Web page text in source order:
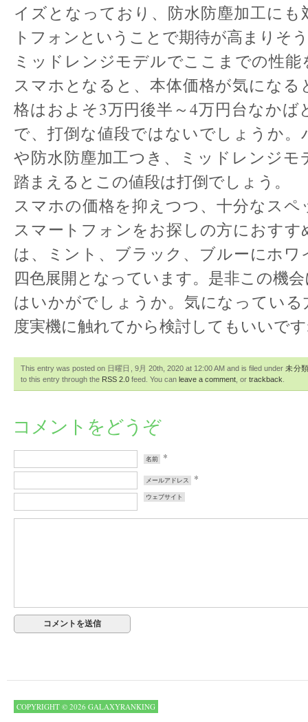
イズとなっており、防水防塵加工にも
トフォンということで期待が高まりそ
ミッドレンジモデルでここまでの性
スマホとなると、本体価格が気になる
格はおよそ3万円後半～4万円台なかば
で、打倒な値段ではないでしょうか。
や防水防塵加工つき、ミッドレンジモ
踏まえるとこの値段は打倒でしょう。
スマホの価格を抑えつつ、十分なスペ
スマートフォンをお探しの方におすす
は、ミント、ブラック、ブルーにホワ
四色展開となっています。是非この機
はいかがでしょうか。気になっている
度実機に触れてから検討してもいいで
This entry was posted on 日曜日, 9月 20th, 2020 at 12:00 AM and is filed under未分類
to this entry through the RSS 2.0 feed. You can leave a comment , or trackback
コメントをどうぞ
名前 *
メールアドレス *
ウェブサイト
COPYRIGHT © 2026 GALAXYRANKING